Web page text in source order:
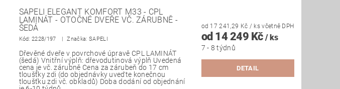
SAPELI ELEGANT KOMFORT M33 - CPL
LAMINÁT - OTOČNÉ DVEŘE VČ. ZÁRUBNĚ -
ŠEDÁ
Kód:2228/197 Značka: SAPELI
Dřevěné dveře v povrchové úpravě CPL LAMINÁT
(šedá) Vnitřní výplň: dřevodutinová výplň Uvedená
cena je vč. zárubně Cena za zárubeň do 17 cm
tloušťky zdi (do objednávky uveďte konečnou
tloušťku zdi vč. obkladů) Doba dodání od objednání
od 17 241,29 Kč / ksvčetně DPH
od 14 249 Kč/ ks
7 - 8 týdnů
DETAIL